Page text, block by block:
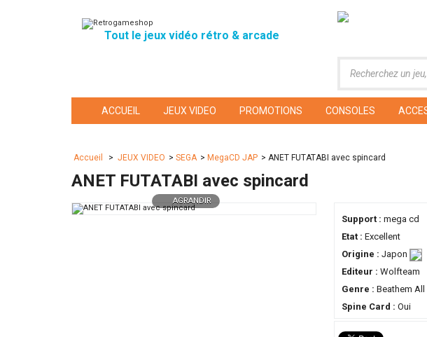
Tout le jeux vidéo rétro & arcade
ACCUEIL JEUX VIDEO PROMOTIONS CONSOLES
Accueil > JEUX VIDEO > SEGA > MegaCD JAP > ANET FUTATABI avec spincard
ANET FUTATABI avec spincard
AGRANDIR
Support : mega cd
Etat : Excellent
Origine : Japon
Editeur : Wolfteam
Genre : Beathem All
Spine Card : Oui